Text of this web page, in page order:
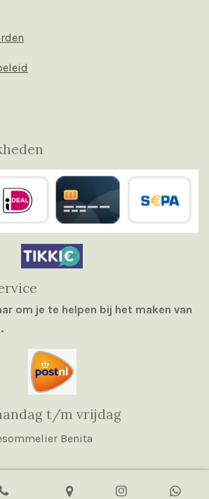
om je te helpen bij het maken van
t/m vrijdag
Benita